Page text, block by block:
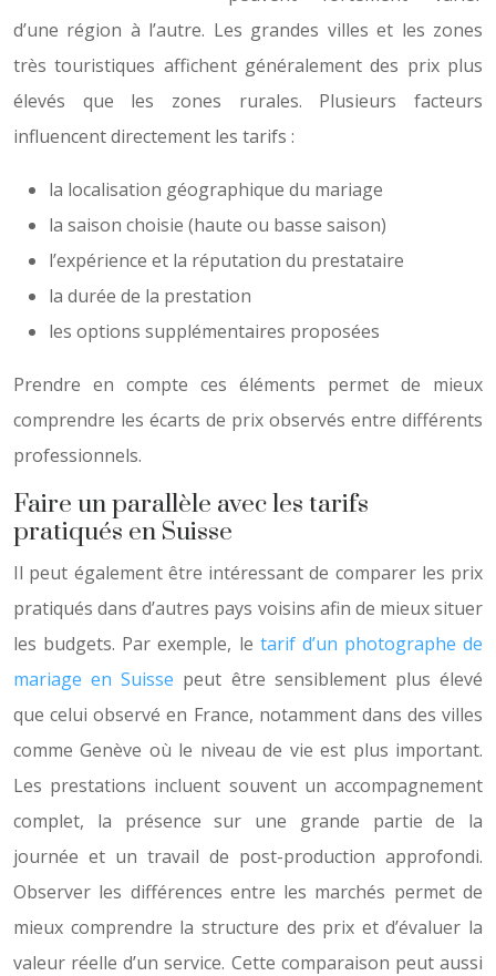
d’une région à l’autre. Les grandes villes et les zones
très touristiques affichent généralement des prix plus
élevés que les zones rurales. Plusieurs facteurs
influencent directement les tarifs :
la localisation géographique du mariage
la saison choisie (haute ou basse saison)
l’expérience et la réputation du prestataire
la durée de la prestation
les options supplémentaires proposées
Prendre en compte ces éléments permet de mieux
comprendre les écarts de prix observés entre différents
professionnels.
Faire un parallèle avec les tarifs
pratiqués en Suisse
Il peut également être intéressant de comparer les prix
pratiqués dans d’autres pays voisins afin de mieux situer
les budgets. Par exemple, le tarif d’un photographe de
mariage en Suisse peut être sensiblement plus élevé
que celui observé en France, notamment dans des villes
comme Genève où le niveau de vie est plus important.
Les prestations incluent souvent un accompagnement
complet, la présence sur une grande partie de la
journée et un travail de post-production approfondi.
Observer les différences entre les marchés permet de
mieux comprendre la structure des prix et d’évaluer la
valeur réelle d’un service. Cette comparaison peut aussi